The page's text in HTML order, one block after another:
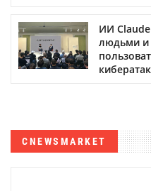
ИИ
людьми и
CNEWSMARKET